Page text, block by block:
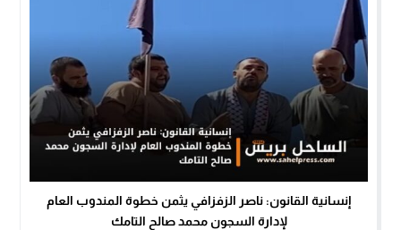
إنسانية القانون: ناصر الزفزافي يثمن خطوة المندوب العام
لإدارة السجون محمد صالح التامك